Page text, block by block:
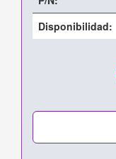
Disponibilidad: